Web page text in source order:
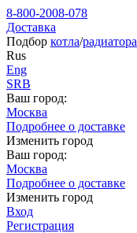
8-800-2008-078
Доставка
Подбор котла/радиатора
Rus
Eng
SRB
Ваш город:
Москва
Подробнее о доставке
Изменить город
Ваш город:
Москва
Подробнее о доставке
Изменить город
Вход
Регистрация